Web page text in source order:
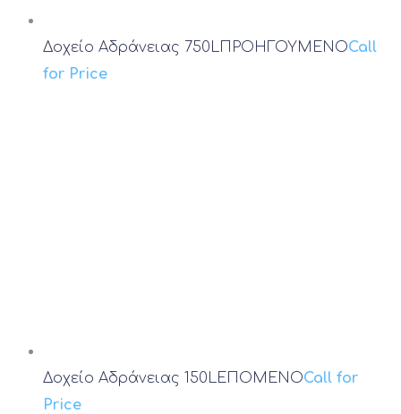
Δοχείο Αδράνειας 750LΠΡΟΗΓΟΥΜΕΝΟCall
for Price
Δοχείο Αδράνειας 150LΕΠΟΜΕΝΟCall for
Price